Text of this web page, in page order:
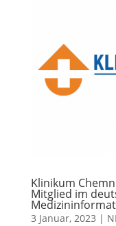
Klinikum
Mitglied im
3 Januar, 2023 |